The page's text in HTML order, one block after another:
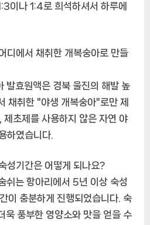
이나 1:4로 희석하셔서 하루에
디에서 채취한 개복숭아로 만들
발효원액은 경북 울진의 해발 높
채취한 "야생 개복숭아"로만 제
제초제를 사용하지 않은 자연 야
하였습니다.
성기간은 어떻게 되나요?
쉬는 항아리에서 5년 이상 숙성
이 충분하게 진행되었습니다. 숙
욱 풍부한 영양소와 맛을 얻을 수